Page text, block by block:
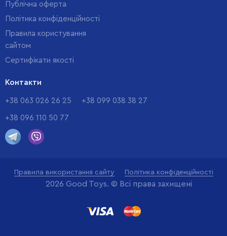
Публічна оферта
Політика конфіденційності
Правила користування
сайтом
Cертифікати якості
Контакти
+38 063 026 26 25 +38 099 038 38 27
+38 096 110 50 77
Правила використання сайту Політика конфіденційності
2026 Good Toys. © Всі права захищені